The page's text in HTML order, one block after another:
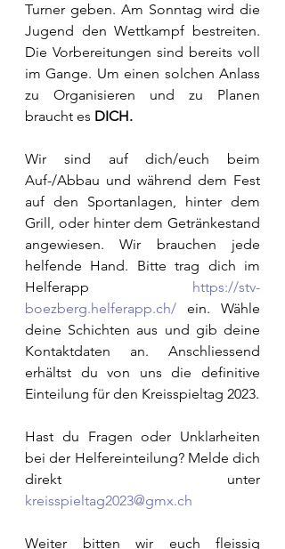
Turner geben. Am Sonntag wird die
Jugend den Wettkampf bestreiten.
Die Vorbereitungen sind bereits voll
im Gange. Um einen solchen Anlass
zu Organisieren und zu Planen
braucht es DICH.
Wir sind auf dich/euch beim
Auf-/Abbau und während dem Fest
auf den Sportanlagen, hinter dem
Grill, oder hinter dem Getränkestand
angewiesen. Wir brauchen jede
helfende Hand. Bitte trag dich im
Helferapp https://stv-
boezberg.helferapp.ch/ ein. Wähle
deine Schichten aus und gib deine
Kontaktdaten an. Anschliessend
erhältst du von uns die definitive
Hast du Fragen oder Unklarheiten
bei der Helfereinteilung? Melde dich
kreisspieltag2023@gmx.ch
Weiter bitten wir euch fleissig